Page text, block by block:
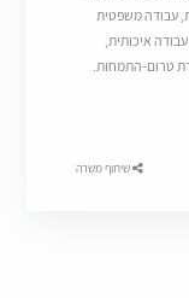
עבודה משפטית
איכותית,
טרום-התמחות.
שיתוף משרה